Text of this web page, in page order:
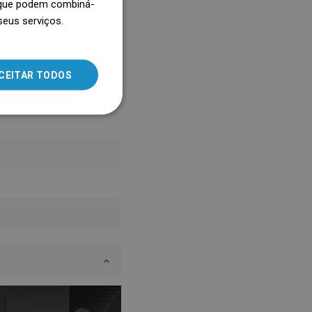
SLOVAK
ROMANIAN
FRENCH
DANISH
podem combiná-
serviços.
TODOS